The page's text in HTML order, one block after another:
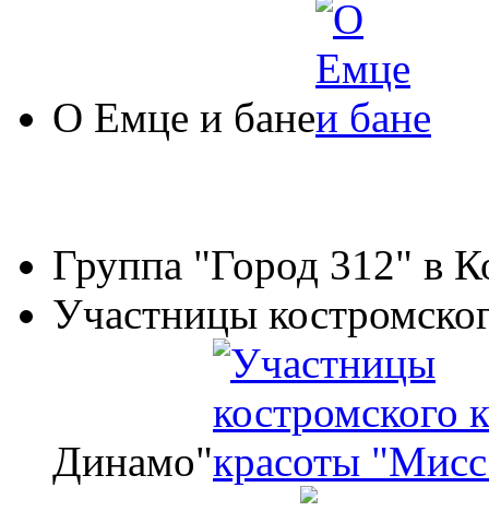
О Емце и бане
Группа "Город 312" в
Участницы
Динамо"